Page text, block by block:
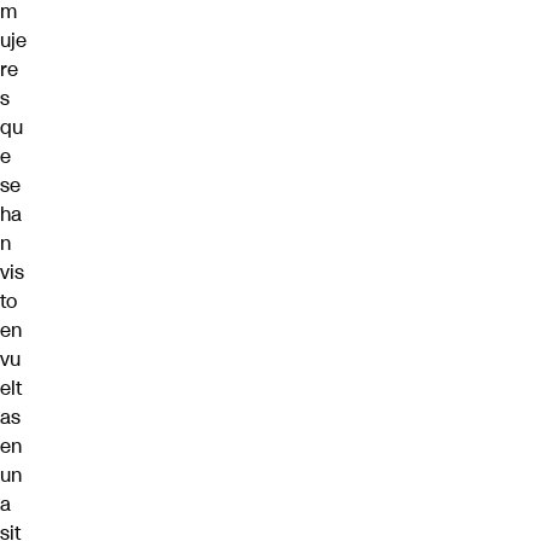
m
uje
re
s
qu
e
se
ha
n
vis
to
en
vu
elt
as
en
un
a
sit